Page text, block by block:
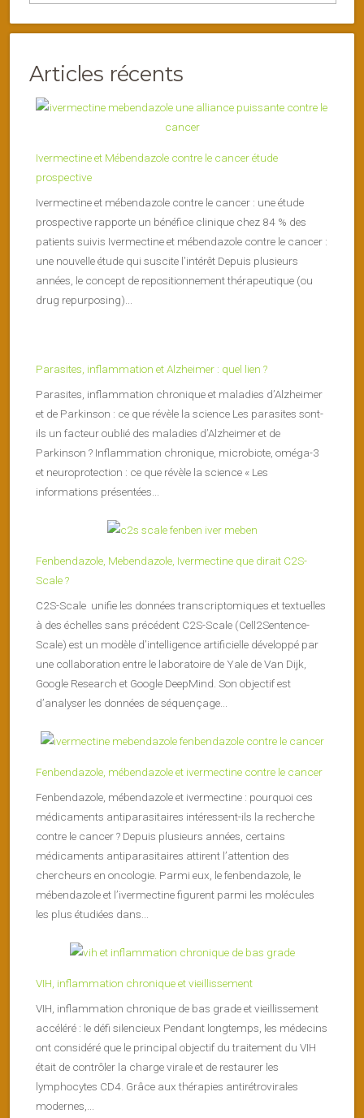
Articles récents
Ivermectine et Mébendazole contre le cancer étude
prospective
Ivermectine et mébendazole contre le cancer : une étude
prospective rapporte un bénéfice clinique chez 84 % des
patients suivis Ivermectine et mébendazole contre le cancer :
une nouvelle étude qui suscite l’intérêt Depuis plusieurs
années, le concept de repositionnement thérapeutique (ou
drug repurposing)...
Parasites, inflammation et Alzheimer : quel lien ?
Parasites, inflammation chronique et maladies d’Alzheimer
et de Parkinson : ce que révèle la science Les parasites sont-
ils un facteur oublié des maladies d’Alzheimer et de
Parkinson ? Inflammation chronique, microbiote, oméga-3
et neuroprotection : ce que révèle la science « Les
informations présentées...
Fenbendazole, Mebendazole, Ivermectine que dirait C2S-
Scale ?
C2S-Scale unifie les données transcriptomiques et textuelles
à des échelles sans précédent C2S-Scale (Cell2Sentence-
Scale) est un modèle d’intelligence artificielle développé par
une collaboration entre le laboratoire de Yale de Van Dijk,
Google Research et Google DeepMind. Son objectif est
d’analyser les données de séquençage...
Fenbendazole, mébendazole et ivermectine contre le cancer
Fenbendazole, mébendazole et ivermectine : pourquoi ces
médicaments antiparasitaires intéressent-ils la recherche
contre le cancer ? Depuis plusieurs années, certains
médicaments antiparasitaires attirent l’attention des
chercheurs en oncologie. Parmi eux, le fenbendazole, le
mébendazole et l’ivermectine figurent parmi les molécules
les plus étudiées dans...
VIH, inflammation chronique et vieillissement
VIH, inflammation chronique de bas grade et vieillissement
accéléré : le défi silencieux Pendant longtemps, les médecins
ont considéré que le principal objectif du traitement du VIH
était de contrôler la charge virale et de restaurer les
lymphocytes CD4. Grâce aux thérapies antirétrovirales
modernes,...